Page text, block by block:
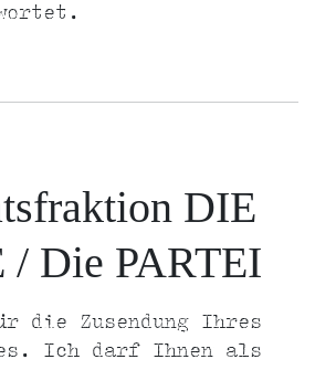
DIE
Die PARTEI
die Zusendung Ihres
Ich darf Ihnen als